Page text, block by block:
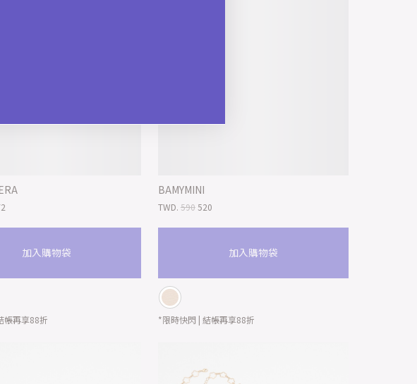
加入購物袋
帳再享88折
BAMYMINI
TWD. 590520
加入購物袋
*限時快閃 | 結帳再享88折